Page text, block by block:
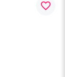
favorite_border